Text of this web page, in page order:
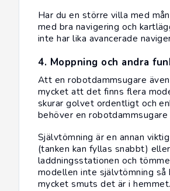
Har du en större villa med
med bra navigering och
inte har lika avancerade
4. Moppning och andra
Att en robotdammsugare
mycket att det finns flera
skurar golvet ordentligt och
behöver en
Självtömning är en annan
(tanken kan fyllas snabbt)
laddningsstationen och
modellen inte självtömning så
mycket smuts det är i hemmet.